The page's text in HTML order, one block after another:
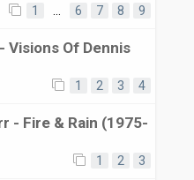
1 6 7 8 9
Visions Of Dennis
1 2 3 4
- Fire & Rain (1975-
1 2 3